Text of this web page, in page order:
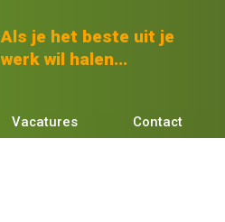
Als je het beste uit je
werk wil halen...
Vacatures Contact